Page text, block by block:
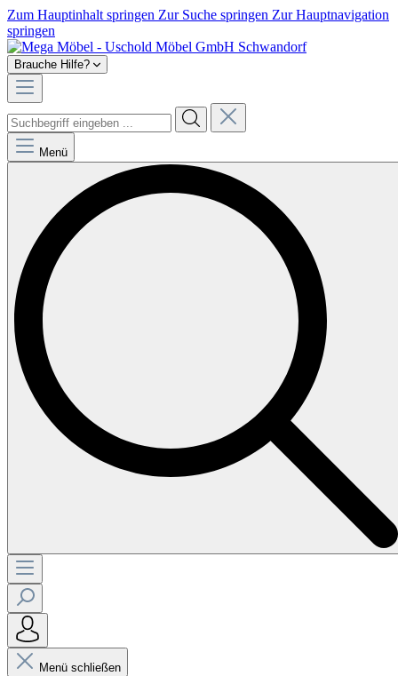
Zum Hauptinhalt springen Zur Suche springen Zur Hauptnavigation
springen
Brauche Hilfe?
Menü
Menü schließen